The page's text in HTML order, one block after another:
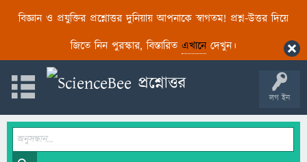
বিজ্ঞান ও প্রযুক্তির প্রশ্নোত্তর দুনিয়ায় আপনাকে স্বাগতম! প্রশ্ন-উত্তর দিয়ে
জিতে নিন পুরস্কার, বিস্তারিত এখানেদেখুন।
লগ ইন